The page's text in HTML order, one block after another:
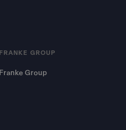
FRANKE GROUP
Franke Group